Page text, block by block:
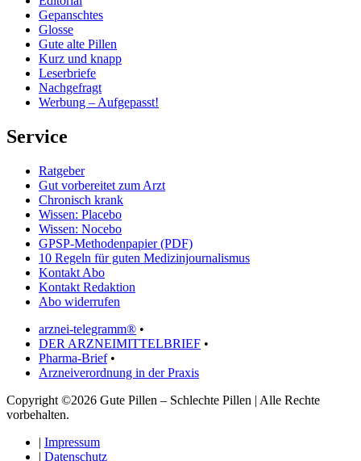
Gepanschtes
Glosse
Gute alte Pillen
Kurz und knapp
Leserbriefe
Nachgefragt
Werbung – Aufgepasst!
Service
Ratgeber
Gut vorbereitet zum Arzt
Chronisch krank
Wissen: Placebo
Wissen: Nocebo
GPSP-Methodenpapier (PDF)
10 Regeln für guten Medizinjournalismus
Kontakt Abo
Kontakt Redaktion
Abo widerrufen
arznei-telegramm® •
DER ARZNEIMITTELBRIEF •
Pharma-Brief•
Arzneiverordnung in der Praxis
Copyright ©2026 Gute Pillen – Schlechte Pillen | Alle Rechte
vorbehalten.
| Impressum
| Datenschutz